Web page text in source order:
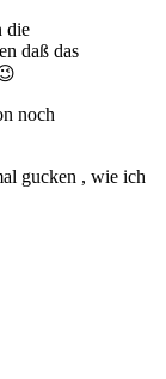
die
daß das
noch
gucken , wie ich